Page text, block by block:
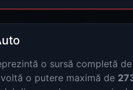
o sursă completă
o putere maximă de